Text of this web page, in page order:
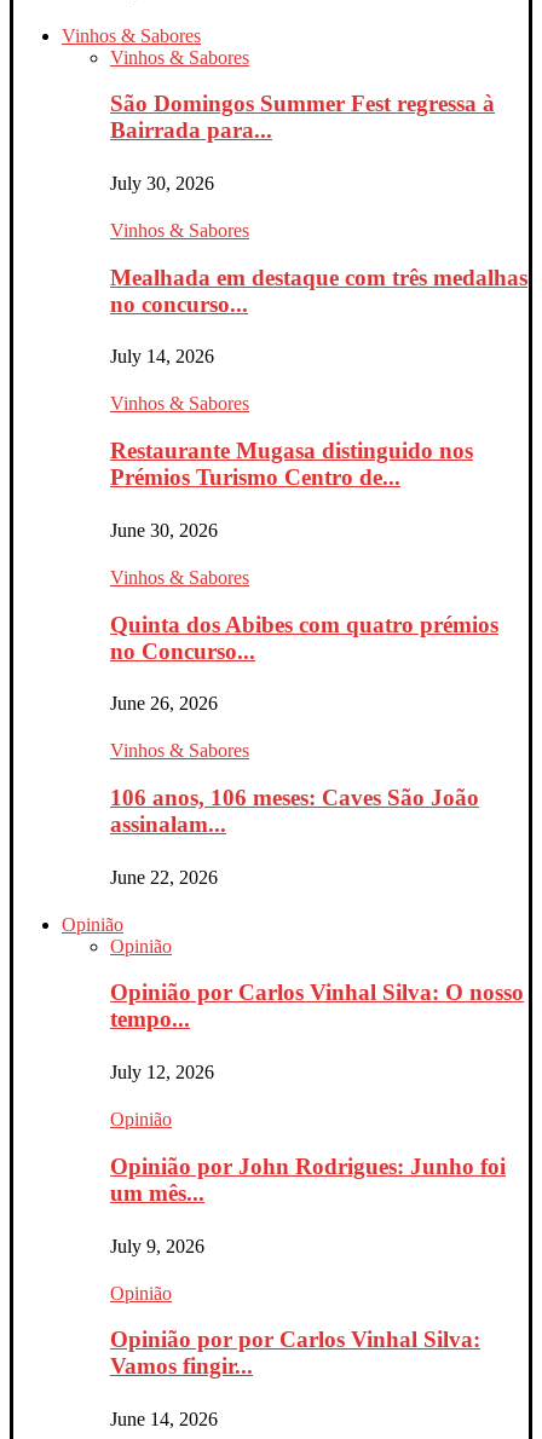
Vinhos & Sabores
Vinhos & Sabores
São Domingos Summer Fest regressa à
Bairrada para...
July 30, 2026
Vinhos & Sabores
Mealhada em destaque com três medalhas
no concurso...
July 14, 2026
Vinhos & Sabores
Restaurante Mugasa distinguido nos
Prémios Turismo Centro de...
June 30, 2026
Vinhos & Sabores
Quinta dos Abibes com quatro prémios
no Concurso...
June 26, 2026
Vinhos & Sabores
106 anos, 106 meses: Caves São João
assinalam...
June 22, 2026
Opinião
Opinião
Opinião por Carlos Vinhal Silva: O nosso
tempo...
July 12, 2026
Opinião
Opinião por John Rodrigues: Junho foi
um mês...
July 9, 2026
Opinião
Opinião por por Carlos Vinhal Silva:
Vamos fingir...
June 14, 2026